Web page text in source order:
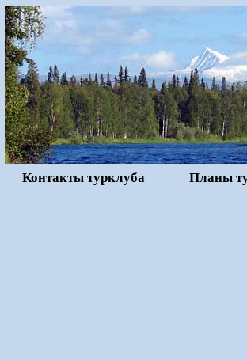
Контакты турклуба Планы